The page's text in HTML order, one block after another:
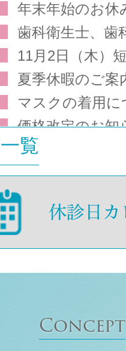
年末年始のお休
歯科衛生士、歯
11月2日（木）
夏季休暇のご案
マスクの着用に
価格改定のお知
覧
Concept